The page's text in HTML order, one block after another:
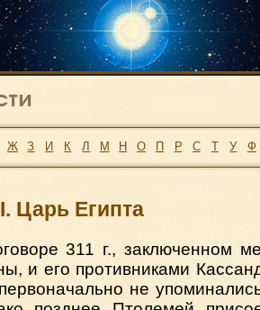
Ж З И К Л М Н О П Р С Т У Ф
Царь Египта
311 г., заключенном
и его противниками
не